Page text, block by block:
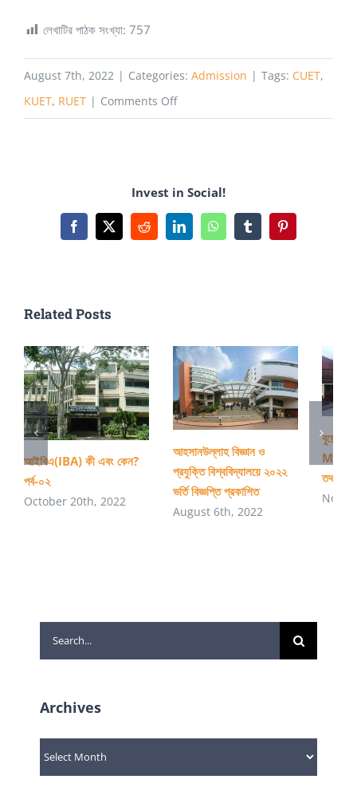
লেখাটির পাঠক সংখ্যা: 757
August 7th, 2022 | Categories: Admission | Tags: CUET,
KUET, RUET | Comments Offon
২০২১
Invest in Social!
Facebook
X RedditLinkedInWhatsAppTumblrPinterest
Related Posts
আইবিএ(IBA) কী এবং কেন?
পর্ব-০২
October 20th, 2022
আহসানউল্লাহ বিজ্ঞান ও
প্রযুক্তি বিশ্ববিদ্যালয়ে ২০২২
ভর্তি বিজ্ঞপ্তি প্রকাশিত
August 6th, 2022
বুয়েটে
MPhill,
তথ্যাবলি
Search
for:
Archives
Archives